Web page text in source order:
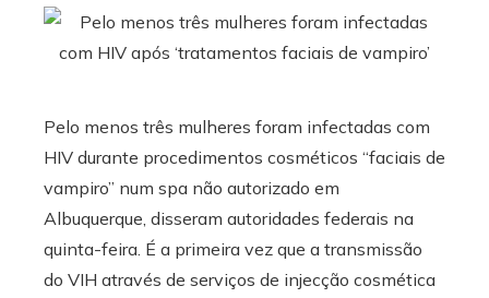
Pelo menos três mulheres foram infectadas com
HIV durante procedimentos cosméticos “faciais de
vampiro” num spa não autorizado em
Albuquerque, disseram autoridades federais na
quinta-feira. É a primeira vez que a transmissão
do VIH através de serviços de injecção cosmética